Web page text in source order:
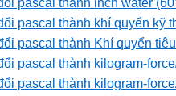
pascal thành inch water
pascal thành khí quyển kỹ
pascal thành Khí quyển
pascal thành kilogram-
pascal thành kilogram-